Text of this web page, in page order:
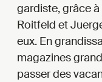
gardiste, grâce
Roitfeld et
eux. En
magazines
passer des